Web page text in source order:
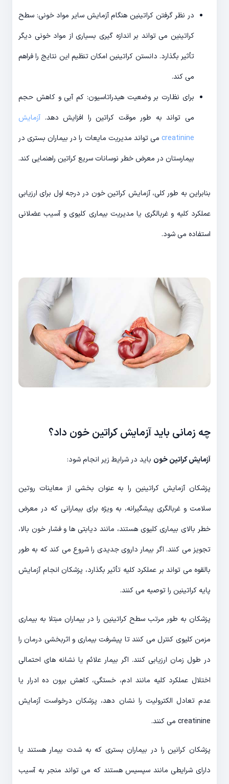
در نظر گرفتن کراتینین هنگام آزمایش سایر مواد خونی: سطح
کراتینین می تواند بر اندازه گیری بسیاری از مواد خونی دیگر
تأثیر بگذارد. دانستن کراتینین امکان تنظیم این نتایج را فراهم
می کند.
برای نظارت بر وضعیت هیدراتاسیون: کم آبی و کاهش حجم
می تواند به طور موقت کراتین را افزایش دهد. آزمایش
creatinine می تواند مدیریت مایعات را در بیماران بستری در
بیمارستان در معرض خطر نوسانات سریع کراتین راهنمایی کند.
بنابراین به طور کلی، آزمایش کراتین خون در درجه اول برای ارزیابی
عملکرد کلیه و غربالگری یا مدیریت بیماری کلیوی و آسیب عضلانی
استفاده می شود.
چه زمانی باید آزمایش کراتین خون داد؟
آزمایش کراتین خون باید در شرایط زیر انجام شود:
پزشکان آزمایش کراتینین را به عنوان بخشی از معاینات روتین
سلامت و غربالگری پیشگیرانه، به ویژه برای بیمارانی که در معرض
خطر بالای بیماری کلیوی هستند، مانند دیابتی ها و فشار خون بالا،
تجویز می کنند. اگر بیمار داروی جدیدی را شروع می کند که به طور
بالقوه می تواند بر عملکرد کلیه تأثیر بگذارد، پزشکان انجام آزمایش
پایه کراتینین را توصیه می کنند.
پزشکان به طور مرتب سطح کراتینین را در بیماران مبتلا به بیماری
مزمن کلیوی کنترل می کنند تا پیشرفت بیماری و اثربخشی درمان را
در طول زمان ارزیابی کنند. اگر بیمار علائم یا نشانه های احتمالی
اختلال عملکرد کلیه مانند ادم، خستگی، کاهش برون ده ادرار یا
عدم تعادل الکترولیت را نشان دهد، پزشکان درخواست آزمایش
creatinine می کنند.
پزشکان کرانین را در بیماران بستری که به شدت بیمار هستند یا
دارای شرایطی مانند سپسیس هستند که می تواند منجر به آسیب